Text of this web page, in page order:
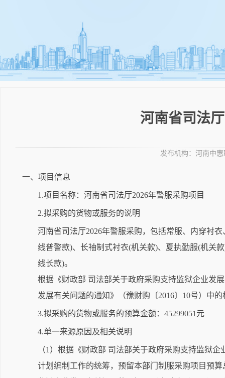
河南省司法
发布机构： 河南中
一、项目信息
1.项目名称：河南省司法厅2026年警服采购项目
2.拟采购的货物或服务的说明
河南省司法厅2026年警服采购，包括常服、内穿衬
线普警款)、长袖制式衬衣(机关款)、夏执勤服(机关
线长款)。
根据《财政部 司法部关于政府采购支持监狱企业发
发展有关问题的通知》（豫财购〔2016〕10号）中
3.拟采购的货物或服务的预算金额：45299051元
4.单一来源原因及相关说明
（1）根据《财政部 司法部关于政府采购支持监狱
计划编制工作的统筹，预留本部门制服采购项目预